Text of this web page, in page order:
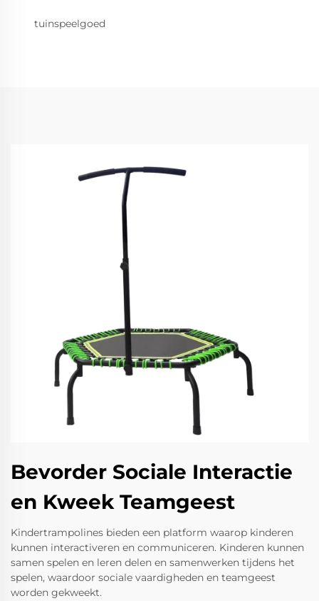
tuinspeelgoed
Bevorder Sociale Interactie
en Kweek Teamgeest
Kindertrampolines bieden een platform waarop kinderen
kunnen interactiveren en communiceren. Kinderen kunnen
samen spelen en leren delen en samenwerken tijdens het
spelen, waardoor sociale vaardigheden en teamgeest
worden gekweekt.